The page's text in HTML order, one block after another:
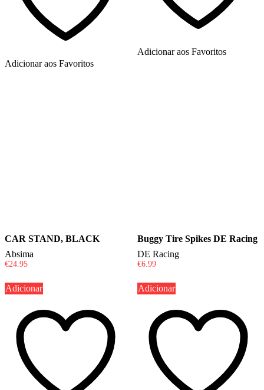
Adicionar aos Favoritos
Adicionar aos Favoritos
CAR STAND, BLACK
Absima
€24.95
Adicionar
Buggy Tire Spikes DE Racing
DE Racing
€6.99
Adicionar